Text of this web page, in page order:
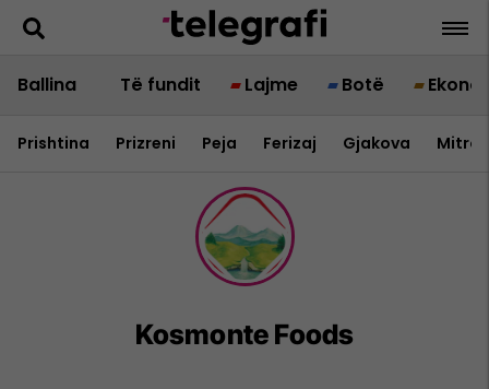
Ballina Të fundit Lajme Botë
Prishtina Prizreni Peja Ferizaj Gjakova
Kosmonte Foods